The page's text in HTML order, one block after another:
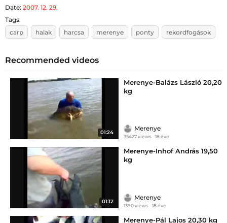
Date: 2007. 12. 29.
Tags:
carp
halak harcsa merenye ponty rekordfogások
Recommended videos
01:24
Merenye-Balázs László 20,20
kg
Merenye
35427 views 18 éve
01:12
Merenye-Inhof András 19,50
kg
Merenye
1390 views 18 éve
Merenye-Pál Lajos 20,30 kg